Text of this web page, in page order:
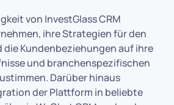
von InvestGlass CRM
ihre Strategien für den
Kundenbeziehungen auf ihre
und branchenspezifischen
Darüber hinaus
der Plattform in beliebte